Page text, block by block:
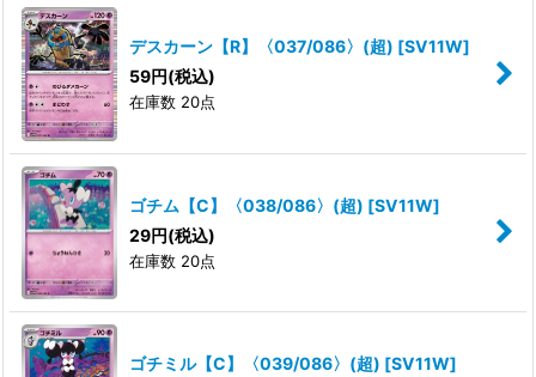
デスカーン【R】〈037/086〉(超) [SV11W]
59円(税込)
在庫数 20点
ゴチム【C】〈038/086〉(超) [SV11W]
29円(税込)
在庫数 20点
ゴチミル【C】〈039/086〉(超) [SV11W]